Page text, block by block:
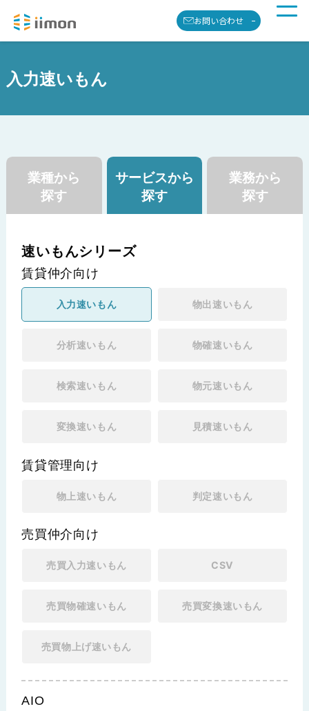
お問い合わせ
入力速いもん
業種から
探す
サービスから
探す
業務から
探す
速いもんシリーズ
賃貸仲介向け
入力速いもん 物出速いもん
分析速いもん 物確速いもん
検索速いもん 物元速いもん
変換速いもん 見積速いもん
賃貸管理向け
物上速いもん 判定速いもん
売買仲介向け
売買入力速いもん CSV
売買物確速いもん 売買変換速いもん
売買物上げ速いもん
AIO